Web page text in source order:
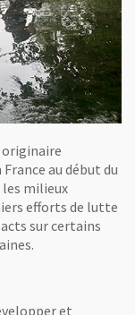
au début du
les milieux
efforts de lutte
sur certains
et